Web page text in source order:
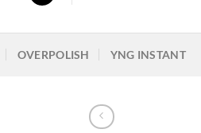
OVERPOLISH YNG INSTANT